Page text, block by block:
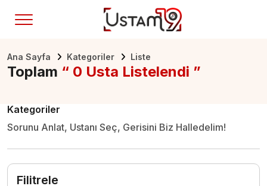
Ana Sayfa Kategoriler Liste
Toplam “ 0 Usta Listelendi ”
Kategoriler
Sorunu Anlat, Ustanı Seç, Gerisini Biz Halledelim!
Filitrele